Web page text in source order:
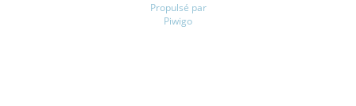
Propulsé par
Piwigo